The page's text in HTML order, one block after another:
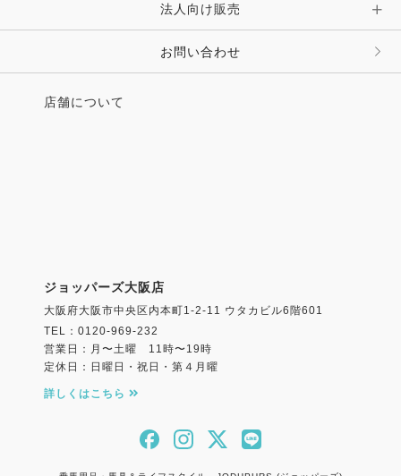
法人向け販売
お問い合わせ
店舗について
ジョッパーズ大阪店
大阪府大阪市中央区内本町1-2-11 ウタカビル6階601
TEL：0120-969-232
営業日：月〜土曜 11時〜19時
定休日：日曜日・祝日・第４月曜
詳しくはこちら